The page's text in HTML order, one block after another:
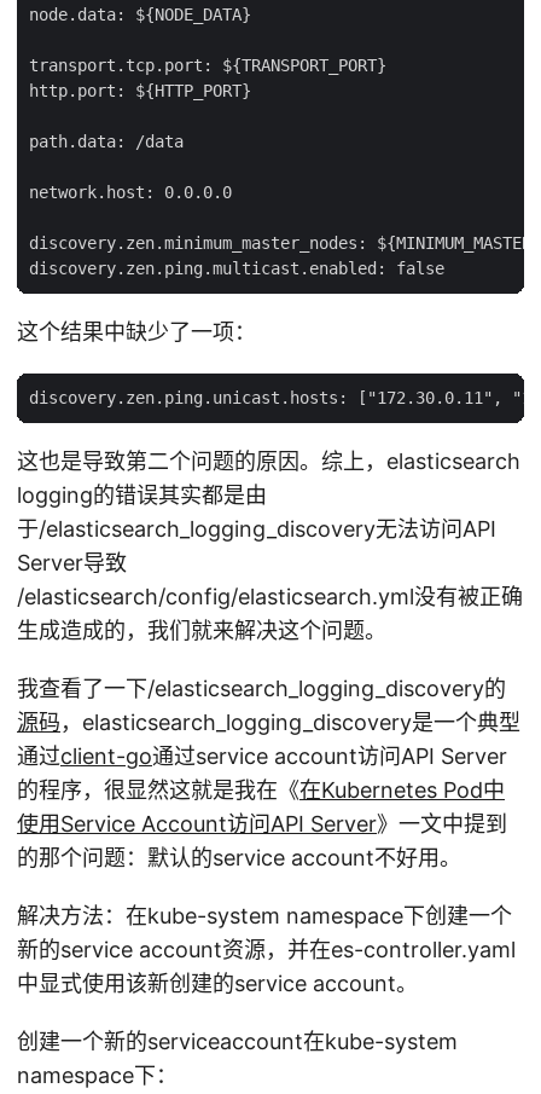
node.data: ${NODE_DATA}
transport.tcp.port: ${TRANSPORT_PORT}
http.port: ${HTTP_PORT}
path.data: /data
network.host: 0.0.0.0
discovery.zen.minimum_master_nodes:
这个结果中缺少了一项：
这也是导致第二个问题的原因。综上，elasticsearch
logging的错误其实都是由
于/elasticsearch_logging_discovery无法访问API
Server导致
/elasticsearch/config/elasticsearch.yml没有被正确
生成造成的，我们就来解决这个问题。
我查看了一下/elasticsearch_logging_discovery的
源码，elasticsearch_logging_discovery是一个典型
通过client-go通过service account访问API Server
的程序，很显然这就是我在《在Kubernetes Pod中
使用Service Account访问API Server》一文中提到
的那个问题：默认的service account不好用。
解决方法：在kube-system namespace下创建一个
新的service account资源，并在es-controller.yaml
中显式使用该新创建的service account。
创建一个新的serviceaccount在kube-system
namespace下：